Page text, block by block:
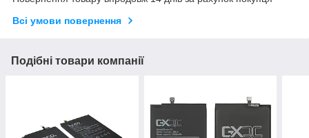
Всі умови повернення
Подібні товари компанії